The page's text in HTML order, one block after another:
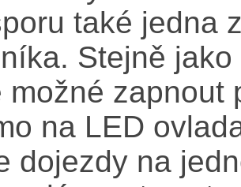
také jedna
Stejně
možné zapnout
na LED
dojezdy na